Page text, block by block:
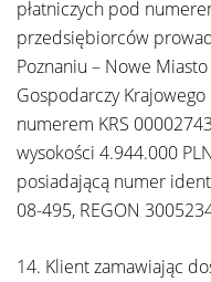
płatniczych pod
przedsiębiorców
Poznaniu – Nowe
Gospodarczy
numerem KRS
wysokości 4.944.000
posiadającą numer
08-495, REGON
14. Klient zamawiając